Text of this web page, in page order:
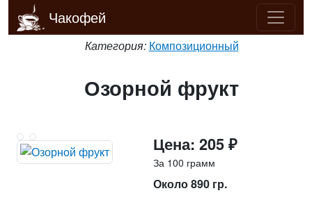
Чакофей
Категория: Композиционный
Озорной фрукт
Цена: 205 ₽
За 100 грамм
Около 890 гр.